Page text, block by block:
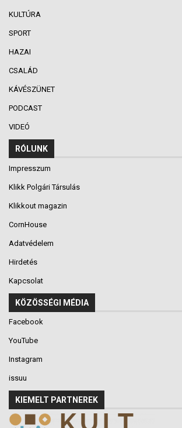
KULTÚRA
SPORT
HAZAI
CSALÁD
KÁVÉSZÜNET
PODCAST
VIDEÓ
RÓLUNK
Impresszum
Klikk Polgári Társulás
Klikkout magazin
CornHouse
Adatvédelem
Hirdetés
Kapcsolat
KÖZÖSSÉGI MÉDIA
Facebook
YouTube
Instagram
issuu
KIEMELT PARTNEREK